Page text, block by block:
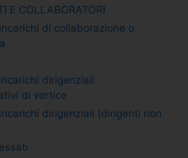
E COLLABORATORI
di collaborazione o
dirigenziali
di vertice
dirigenziali (dirigenti non